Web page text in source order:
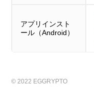
アプリインスト
ール（Android）
© 2022 EGGRYPTO